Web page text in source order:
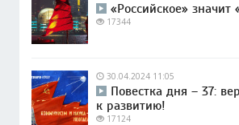
«Российское» значит
17344
30.04.2024 11:05
Повестка дня – 37:
к развитию!
17124